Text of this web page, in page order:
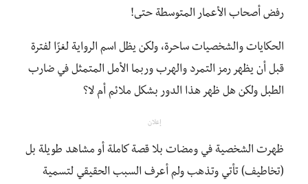
رفض أصحاب الأعمار المتوسطة حتى!
الحكايات والشخصيات ساحرة، ولكن يظل اسم الرواية لغزًا لفترة
قبل أن يظهر رمز التمرد والهرب وربما الأمل المتمثل في ضارب
الطبل ولكن هل ظهر هذا الدور بشكل ملائم أم لا؟
إعلان
ظهرت الشخصية في ومضات بلا قصة كاملة أو مشاهد طويلة بل
(تخاطيف) تأتي وتذهب ولم أعرف السبب الحقيقي لتسمية